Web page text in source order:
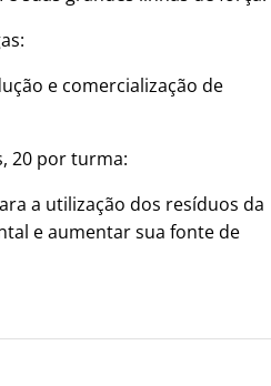
e comercialização de
20 por turma:
a utilização dos resíduos da
e aumentar sua fonte de